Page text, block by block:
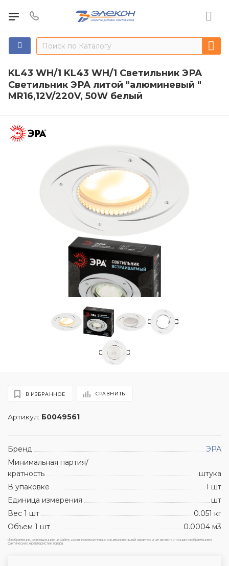
KL43 WH/1 KL43 WH/1 Светильник ЭРА
Светильник ЭРА литой "алюминевый "
MR16,12V/220V, 50W белый
Артикул: Б0049561
В ИЗБРАННОЕ СРАВНИТЬ
Бренд
ЭРА
Минимальная партия/
кратность
штука
В упаковке
1 шт
Единица измерения
шт
Вес 1 шт
0.051 кг
Объем 1 шт
0.0004 м3
Изображения, размещенные на сайте, носят исключительно ознакомительный характер и не являются точным отображением
фактических характеристик товара.